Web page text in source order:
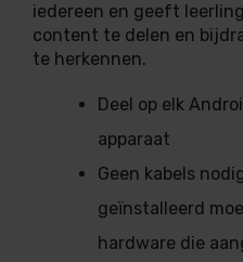
iedereen en geeft
content te delen en
te herkennen.
Deel op elk
apparaat
Geen kabels
geïnstalleerd
hardware die